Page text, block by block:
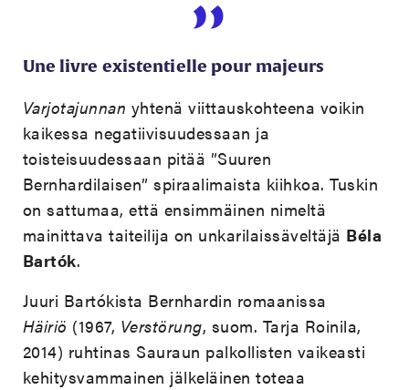
Une livre existentielle pour majeurs
Varjotajunnan yhtenä viittauskohteena voikin
kaikessa negatiivisuudessaan ja
toisteisuudessaan pitää ”Suuren
Bernhardilaisen” spiraalimaista kiihkoa. Tuskin
on sattumaa, että ensimmäinen nimeltä
mainittava taiteilija on unkarilaissäveltäjä Béla
Bartók.
Juuri Bartókista Bernhardin romaanissa
Häiriö (1967, Verstörung, suom. Tarja Roinila,
2014) ruhtinas Sauraun palkollisten vaikeasti
kehitysvammainen jälkeläinen toteaa